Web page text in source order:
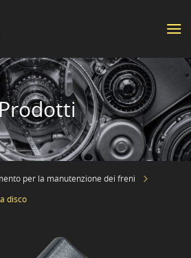
per la manutenzione dei freni
disco